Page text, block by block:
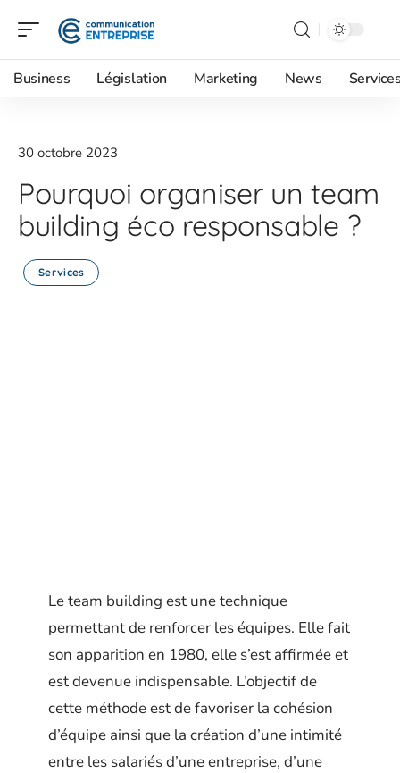
Business Législation Marketing News
30 octobre 2023
Pourquoi organiser un team
building éco responsable ?
Services
Le team building est une technique
permettant de renforcer les équipes. Elle fait
son apparition en 1980, elle s’est affirmée et
est devenue indispensable. L’objectif de
cette méthode est de favoriser la cohésion
d’équipe ainsi que la création d’une intimité
entre les salariés d’une entreprise, d’une